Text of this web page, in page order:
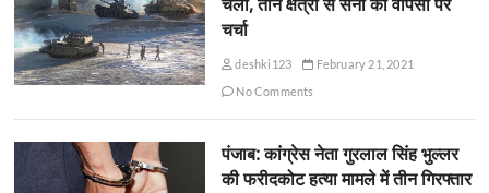
चली, तीन क्षेत्रों से सेना की वापसी पर
चर्चा
deshki123
February 21, 2021
No Comments
पंजाब: कांग्रेस नेता गुरलाल सिंह भुल्लर
की फरीदकोट हत्या मामले में तीन गिरफ्तार